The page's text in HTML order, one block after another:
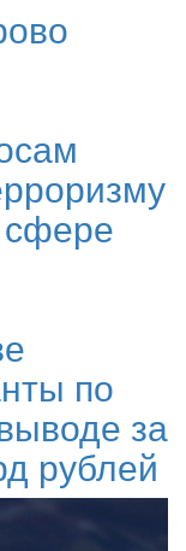
по
за
рублей